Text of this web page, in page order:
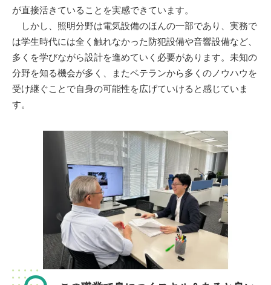
が直接活きていることを実感できています。
しかし、照明分野は電気設備のほんの一部であり、実務で
は学生時代には全く触れなかった防犯設備や音響設備など、
多くを学びながら設計を進めていく必要があります。未知の
分野を知る機会が多く、またベテランから多くのノウハウを
受け継ぐことで自身の可能性を広げていけると感じていま
す。